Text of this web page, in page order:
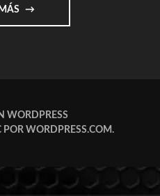
"SERGIO
ZURUTUZA
WORDPRESS
POR WORDPRESS.COM.